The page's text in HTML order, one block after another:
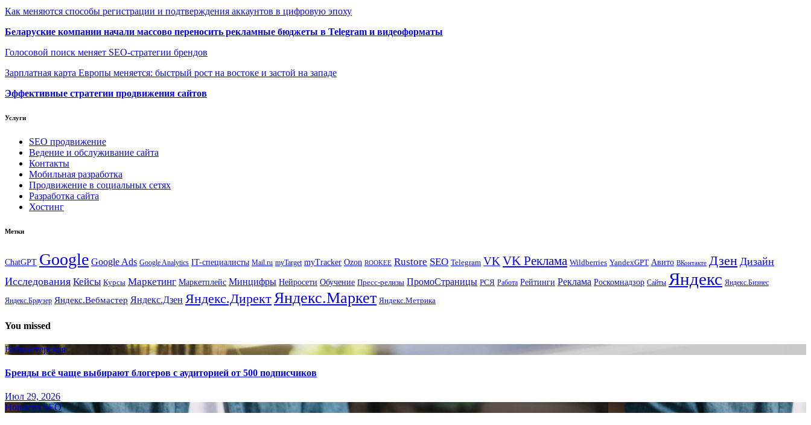
Как меняются способы регистрации и подтверждения аккаунтов в цифровую эпоху
Беларуские компании начали массово переносить рекламные бюджеты в Telegram и видеоформаты
Голосовой поиск меняет SEO-стратегии брендов
Зарплатная карта Европы меняется: быстрый рост на востоке и застой на западе
Эффективные стратегии продвижения сайтов
Услуги
SEO продвижение
Ведение и обслуживание сайта
Контакты
Мобильная разработка
Продвижение в социальных сетях
Разработка сайта
Хостинг
Метки
ChatGPT Google Google Ads Google Analytics IT-специалисты Mail.ru myTarget myTracker Ozon ROOKEE Rustore SEO Telegram VKVK Реклама Wildberries YandexGPT Авито ВКонтакте Дзен Дизайн
Исследования Кейсы Курсы Маркетинг Маркетплейс Минцифры Нейросети Обучение Пресс-релизы ПромоСтраницы РСЯ Работа Рейтинги Реклама Роскомнадзор Сайты Яндекс Яндекс.Бизнес
Яндекс.Браузер Яндекс.Вебмастер Яндекс.Дзен Яндекс.ДиректЯндекс.Маркет Яндекс.Метрика
You missed
Вебмастерская
Бренды всё чаще выбирают блогеров с аудиторией от 500 подписчиков
Июл 29, 2026
Новости SEO